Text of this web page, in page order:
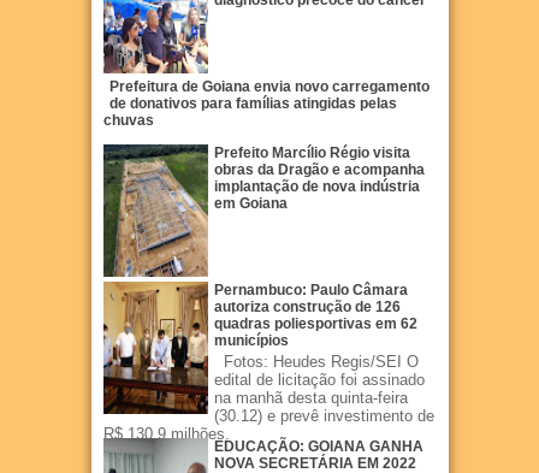
Prefeitura de Goiana envia novo carregamento
de donativos para famílias atingidas pelas
chuvas
Prefeito Marcílio Régio visita
obras da Dragão e acompanha
implantação de nova indústria
em Goiana
Pernambuco: Paulo Câmara
autoriza construção de 126
quadras poliesportivas em 62
municípios
Fotos: Heudes Regis/SEI O
edital de licitação foi assinado
na manhã desta quinta-feira
(30.12) e prevê investimento de
R$ 130,9 milhões.
EDUCAÇÃO: GOIANA GANHA
NOVA SECRETÁRIA EM 2022